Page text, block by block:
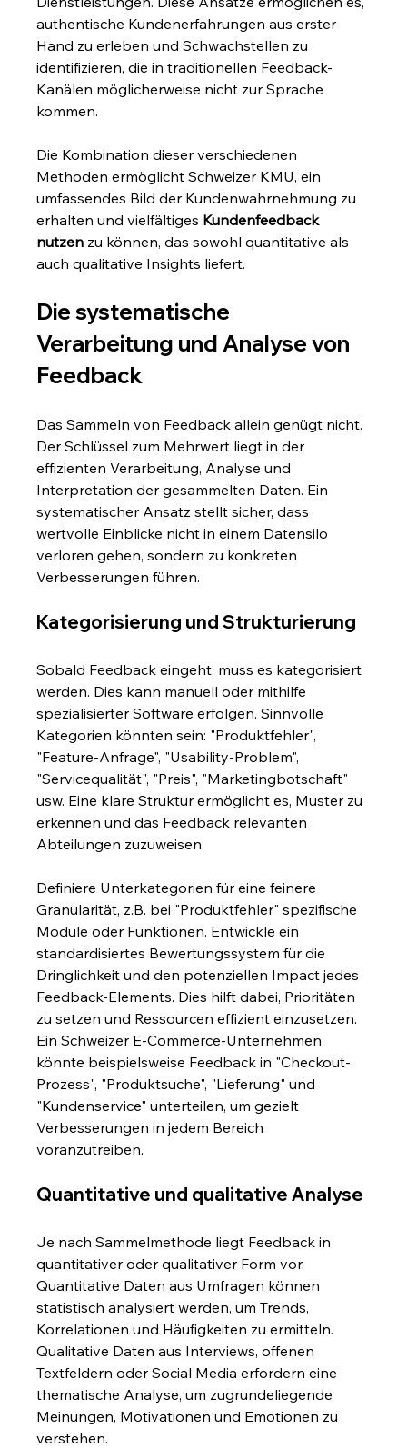
authentische Kundenerfahrungen aus erster
Hand zu erleben und Schwachstellen zu
identifizieren, die in traditionellen Feedback-
Kanälen möglicherweise nicht zur Sprache
kommen.
Die Kombination dieser verschiedenen
Methoden ermöglicht Schweizer KMU, ein
umfassendes Bild der Kundenwahrnehmung zu
erhalten und vielfältiges Kundenfeedback
nutzen zu können, das sowohl quantitative als
auch qualitative Insights liefert.
Die systematische
Verarbeitung und Analyse von
Feedback
Das Sammeln von Feedback allein genügt nicht.
Der Schlüssel zum Mehrwert liegt in der
effizienten Verarbeitung, Analyse und
Interpretation der gesammelten Daten. Ein
systematischer Ansatz stellt sicher, dass
wertvolle Einblicke nicht in einem Datensilo
verloren gehen, sondern zu konkreten
Verbesserungen führen.
Kategorisierung und Strukturierung
Sobald Feedback eingeht, muss es kategorisiert
werden. Dies kann manuell oder mithilfe
spezialisierter Software erfolgen. Sinnvolle
Kategorien könnten sein: "Produktfehler",
"Feature-Anfrage", "Usability-Problem",
"Servicequalität", "Preis", "Marketingbotschaft"
usw. Eine klare Struktur ermöglicht es, Muster zu
erkennen und das Feedback relevanten
Abteilungen zuzuweisen.
Definiere Unterkategorien für eine feinere
Granularität, z.B. bei "Produktfehler" spezifische
Module oder Funktionen. Entwickle ein
standardisiertes Bewertungssystem für die
Dringlichkeit und den potenziellen Impact jedes
Feedback-Elements. Dies hilft dabei, Prioritäten
zu setzen und Ressourcen effizient einzusetzen.
Ein Schweizer E-Commerce-Unternehmen
könnte beispielsweise Feedback in "Checkout-
Prozess", "Produktsuche", "Lieferung" und
"Kundenservice" unterteilen, um gezielt
Verbesserungen in jedem Bereich
voranzutreiben.
Quantitative und qualitative Analyse
Je nach Sammelmethode liegt Feedback in
quantitativer oder qualitativer Form vor.
Quantitative Daten aus Umfragen können
statistisch analysiert werden, um Trends,
Korrelationen und Häufigkeiten zu ermitteln.
Qualitative Daten aus Interviews, offenen
Textfeldern oder Social Media erfordern eine
thematische Analyse, um zugrundeliegende
Meinungen, Motivationen und Emotionen zu
verstehen.